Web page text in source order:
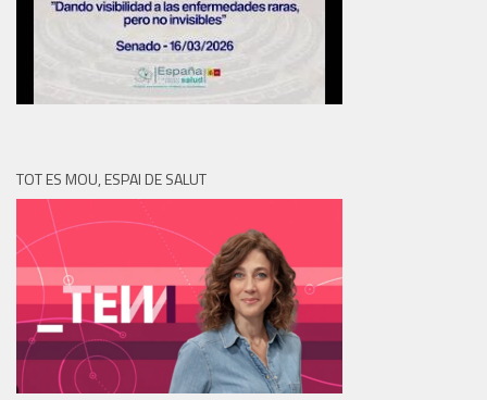
TOT ES MOU, ESPAI DE SALUT